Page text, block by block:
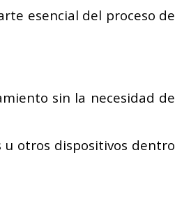
esencial del proceso de
sin la necesidad de
u otros dispositivos dentro